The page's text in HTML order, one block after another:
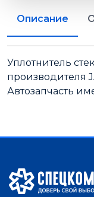
Описание
Уплотнитель
производителя
Автозапчасть